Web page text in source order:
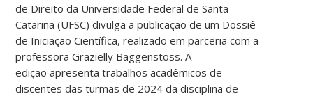
de Direito da Universidade Federal de Santa
Catarina (UFSC) divulga a publicação de um Dossiê
de Iniciação Científica, realizado em parceria com a
professora Grazielly Baggenstoss. A
edição apresenta trabalhos acadêmicos de
discentes das turmas de 2024 da disciplina de